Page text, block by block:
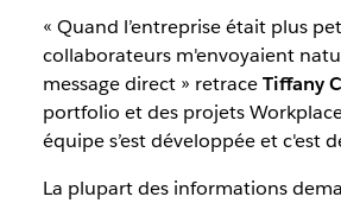
« Quand l’entreprise était plus
collaborateurs m'envoyaient
message direct » retraceTiffany
portfolio et des projets
équipe s’est développée et c'est
La plupart des informations